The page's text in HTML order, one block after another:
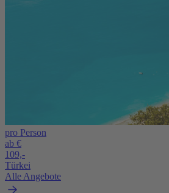
pro Person
ab €
109,-
Türkei
Alle Angebote